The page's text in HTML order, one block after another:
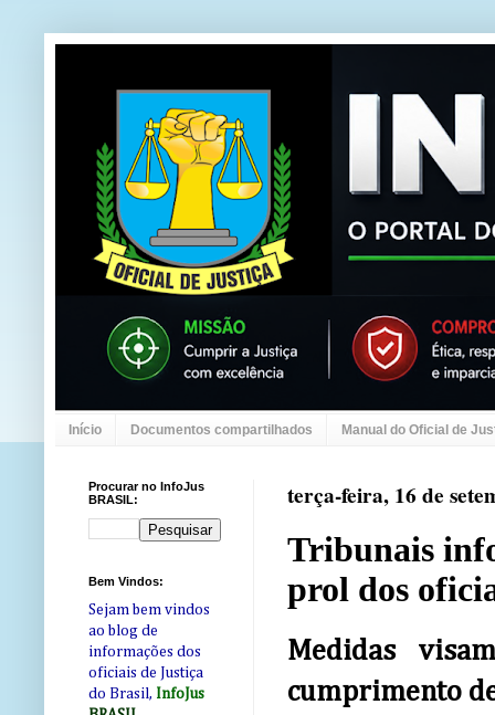
Início Documentos compartilhados Manual do Oficial de
terça-feira, 16 de
Tribunais
prol dos
Medidas
cumprimento
Procurar no InfoJus
BRASIL:
Bem Vindos:
Sejam bem vindos
ao blog de
informações dos
oficiais de Justiça
do Brasil, InfoJus